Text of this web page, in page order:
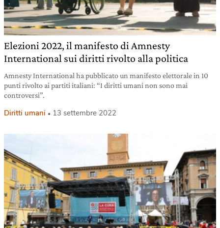
Elezioni 2022, il manifesto di Amnesty
International sui diritti rivolto alla politica
Amnesty International ha pubblicato un manifesto elettorale in 10
punti rivolto ai partiti italiani: “I diritti umani non sono mai
controversi”.
Diritti umani 13 settembre 2022